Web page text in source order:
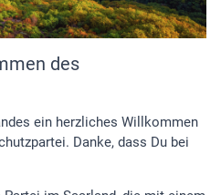
des
ein herzliches Willkommen
Danke, dass Du bei